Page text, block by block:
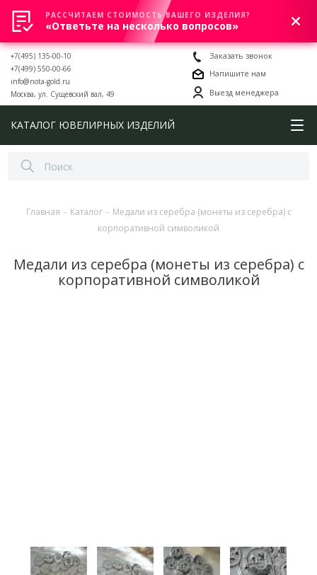
0
+7(495) 135-00-10
+7(499) 550-00-66
info@nota-gold.ru
Москва, ул. Сущевский вал, 49
Заказать звонок
Напишите нам
Выезд менеджера
КАТАЛОГ ЮВЕЛИРНЫХ ИЗДЕЛИЙ
Главная - Каталог - Медали из серебра (монеты из серебра) с
корпоративной символикой
Медали из серебра (монеты из серебра) с
корпоративной символикой
РАССЧИТАЕМ СТОИМОСТЬ ВАШЕГО ИЗДЕЛИЯ?
«Ответьте на несколько вопросов»